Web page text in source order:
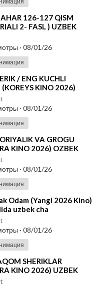
126-127 QISM
2- FASL ) UZBEK
· 08/01/26
/ ENG KUCHLI
KINO 2026)
· 08/01/26
VA GROGU
KINO 2026) OZBEK
· 08/01/26
Odam (Yangi 2026 Kino)
uzbek cha
· 08/01/26
SHERIKLAR
KINO 2026) UZBEK